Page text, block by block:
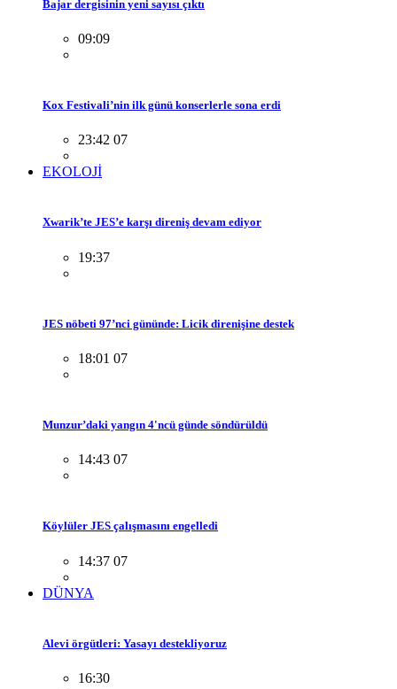
Bajar dergisinin yeni sayısı çıktı
09:09
Kox Festivali’nin ilk günü konserlerle sona erdi
23:42 07
EKOLOJİ
Xwarik’te JES’e karşı direniş devam ediyor
19:37
JES nöbeti 97’nci gününde: Licik direnişine destek
18:01 07
Munzur’daki yangın 4'ncü günde söndürüldü
14:43 07
Köylüler JES çalışmasını engelledi
14:37 07
DÜNYA
Alevi örgütleri: Yasayı destekliyoruz
16:30